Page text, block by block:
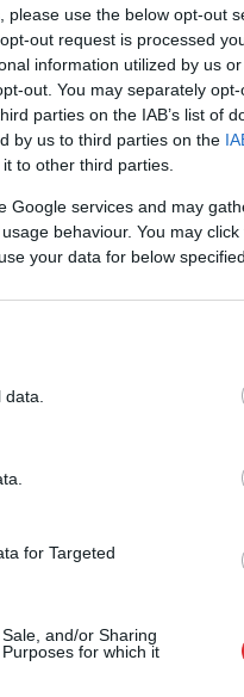
use the below opt-out
out request is processed
information utilized by us
out. You may separately
parties on the IAB’s list of
by us to third parties on the
to other third parties.
Google services and may
behaviour. You may
your data for below
for Targeted
and/or Sharing
for which it